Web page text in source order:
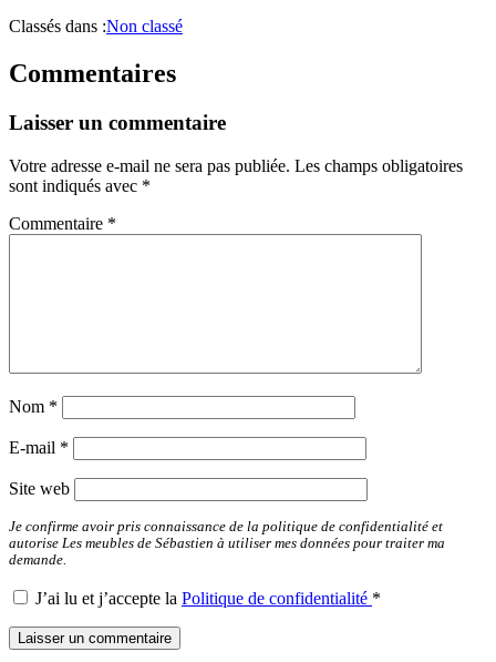
Classés dans :Non classé
Commentaires
Laisser un commentaire
Votre adresse e-mail ne sera pas publiée. Les champs obligatoires
sont indiqués avec *
Commentaire *
Nom *
E-mail *
Site web
Je confirme avoir pris connaissance de la politique de confidentialité et
autorise Les meubles de Sébastien à utiliser mes données pour traiter ma
demande.
J’ai lu et j’accepte la Politique de confidentialité *